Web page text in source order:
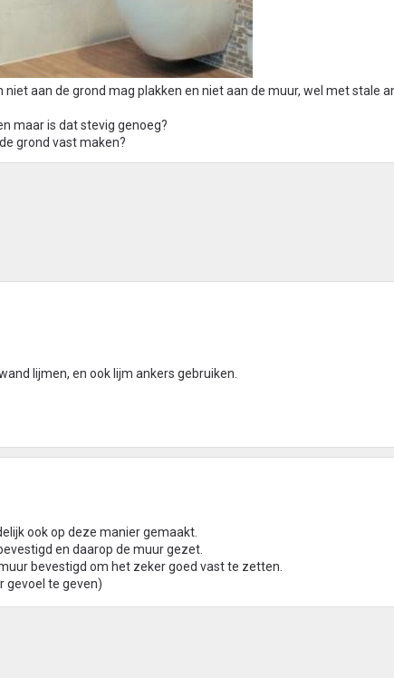
aan de grond mag plakken en niet aan de muur, wel met stale
maar is dat stevig genoeg?
grond vast maken?
lijmen, en ook lijm ankers gebruiken.
ook op deze manier gemaakt.
en daarop de muur gezet.
bevestigd om het zeker goed vast te zetten.
gevoel te geven)